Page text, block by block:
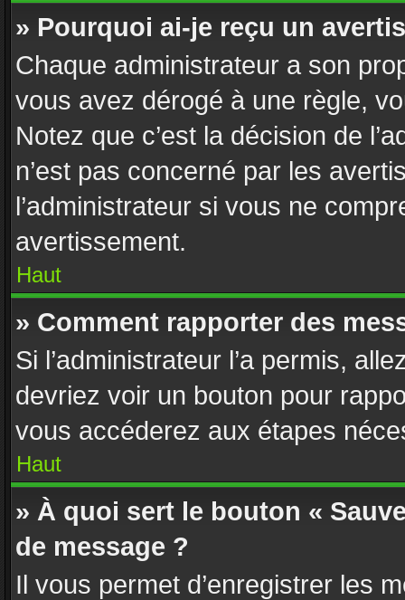
» Pourquoi ai-je reçu un
Chaque administrateur a son
vous avez dérogé à une règle,
Notez que c’est la décision de
n’est pas concerné par les
l’administrateur si vous ne
avertissement.
Haut
» Comment rapporter des
Si l’administrateur l’a permis,
devriez voir un bouton pour
vous accéderez aux étapes
Haut
» À quoi sert le bouton «
de message ?
Il vous permet d’enregistrer les